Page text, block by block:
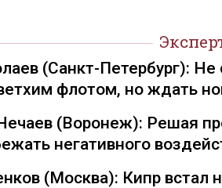
(Санкт-Петербург):
флотом, но ждать
(Воронеж): Решая
негативного
(Москва): Кипр встал